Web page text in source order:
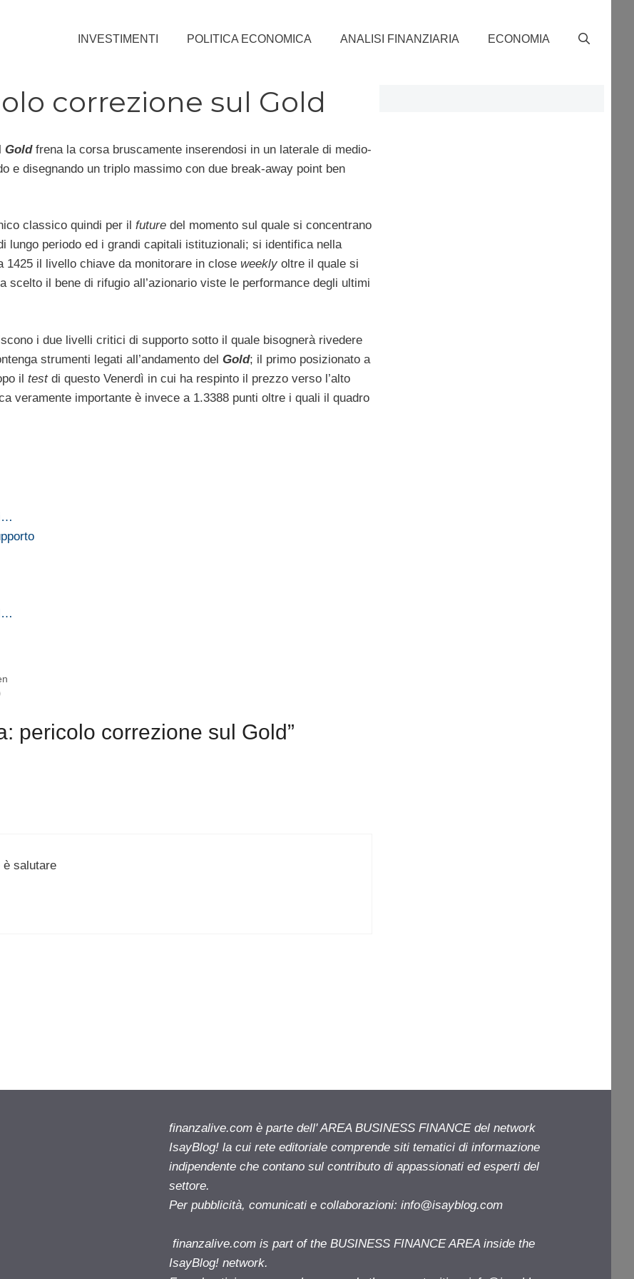
INVESTIMENTI POLITICA ECONOMICA ANALISI FINANZIARIA ECONOMIA
correzione sul Gold
Gold frena la corsa bruscamente inserendosi in un laterale di medio-
e disegnando un triplo massimo con due break-away point ben
classico quindi per il future del momento sul quale si concentrano
lungo periodo ed i grandi capitali istituzionali; si identifica nella
1425 il livello chiave da monitorare in close weekly oltre il quale si
il bene di rifugio all’azionario viste le performance degli ultimi
i due livelli critici di supporto sotto il quale bisognerà rivedere
strumenti legati all’andamento del Gold; il primo posizionato a
il test di questo Venerdì in cui ha respinto il prezzo verso l’alto
veramente importante è invece a 1.3388 punti oltre i quali il quadro
pericolo correzione sul Gold”
è salutare
finanzalive.com è parte dell' AREA BUSINESS FINANCE del network
IsayBlog! la cui rete editoriale comprende siti tematici di informazione
indipendente che contano sul contributo di appassionati ed esperti del
settore.
Per pubblicità, comunicati e collaborazioni: info@isayblog.com
finanzalive.com is part of the BUSINESS FINANCE AREA inside the
IsayBlog! network.